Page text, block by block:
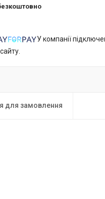
У компанії
для замовлення